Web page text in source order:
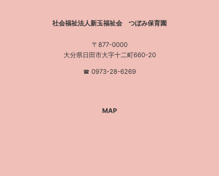
社会福祉法人新玉福祉会 つぼみ保育園
〒877-0000
大分県日田市大字十二町660-20
☎︎ 0973-28-6269
MAP